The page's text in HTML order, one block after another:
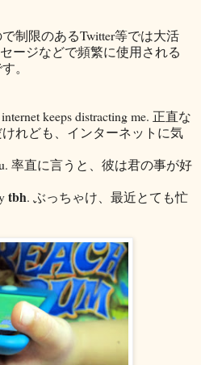
制限のあるTwitter等では大活
ージなどで頻繁に使用される
。
keeps distracting me. 正直な
れども、インターネットに気
率直に言うと、彼は君の事が好
tbh. ぶっちゃけ、最近とても忙